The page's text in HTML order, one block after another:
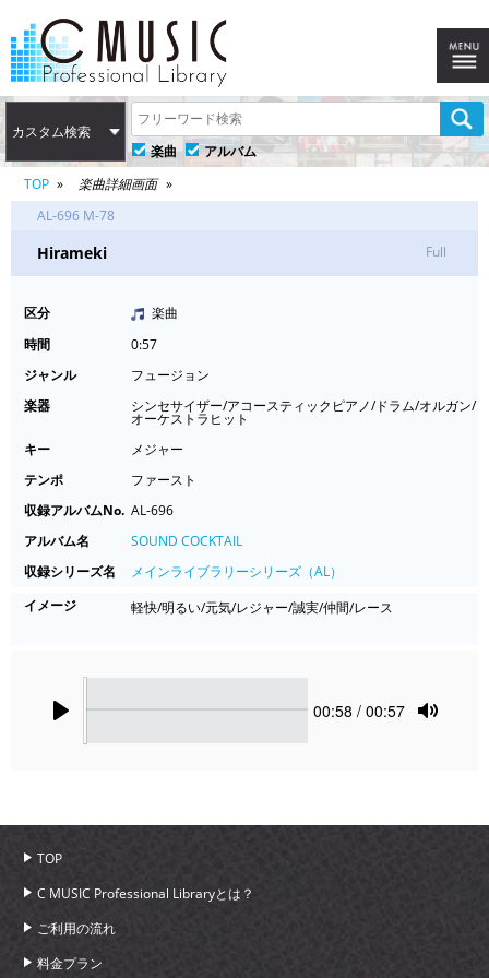
カスタム検索
楽曲
アルバム
TOP
楽曲詳細画面
AL-696 M-78
Hirameki Full
区分
楽曲
時間
0:57
ジャンル
フュージョン
楽器
シンセサイザー/アコースティックピアノ/ドラム/オルガン/
オーケストラヒット
キー
メジャー
テンポ
ファースト
収録アルバムNo. AL-696
アルバム名
SOUND COCKTAIL
収録シリーズ名
メインライブラリーシリーズ（AL）
イメージ
軽快/明るい/元気/レジャー/誠実/仲間/レース
Current
00:58 / 00:57
TOP
C MUSIC Professional Libraryとは？
ご利用の流れ
料金プラン